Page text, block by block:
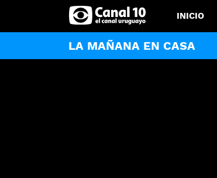
INICIO
LA MAÑANA EN CASA